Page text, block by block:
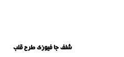
شلف جا فیوزی طرح قلب